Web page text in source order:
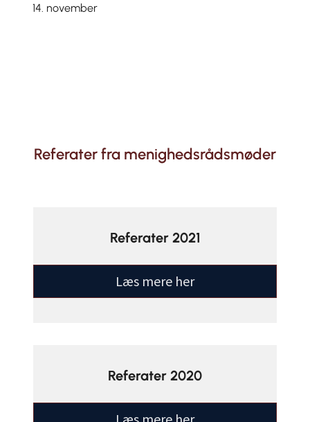
14. november
Referater fra menighedsrådsmøder
Referater 2021
Læs mere her
Referater 2020